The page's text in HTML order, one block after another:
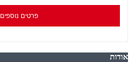
פרטים נוספים
אודות